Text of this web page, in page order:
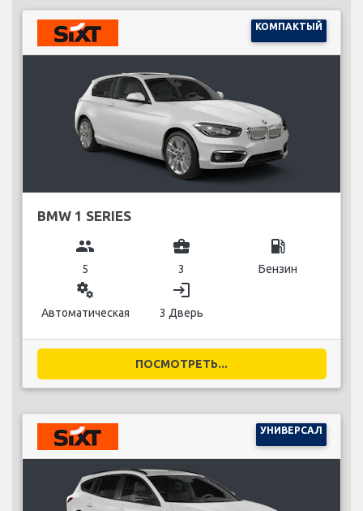
КОМПАКТЫЙ
BMW 1 SERIES
group
5
business_center
3
local_gas_station
Бензин
miscellaneous_services
Автоматическая
login
3 Дверь
ПОСМОТРЕТЬ...
УНИВЕРСАЛ